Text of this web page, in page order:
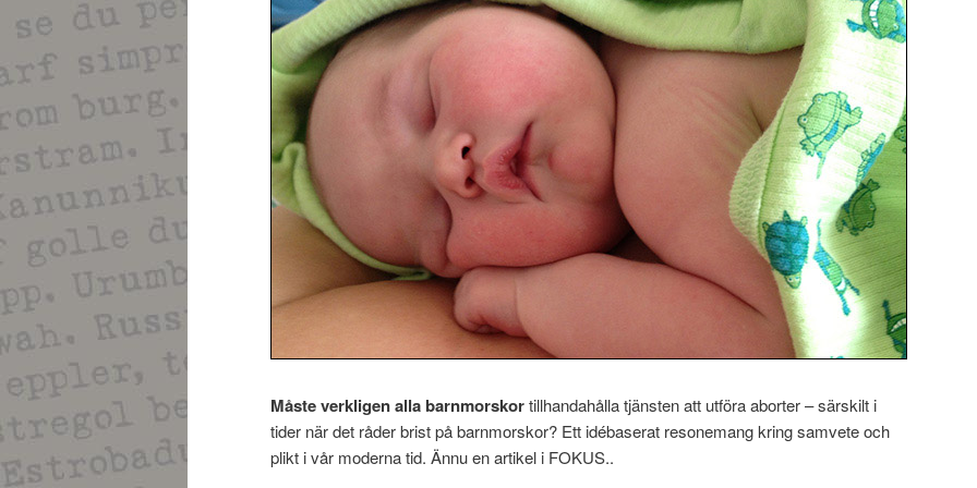
Måste verkligen alla barnmorskortillhandahålla tjänsten att utföra aborter – särskilt i
tider när det råder brist på barnmorskor? Ett idébaserat resonemang kring samvete och
plikt i vår moderna tid. Ännu en artikel i FOKUS..